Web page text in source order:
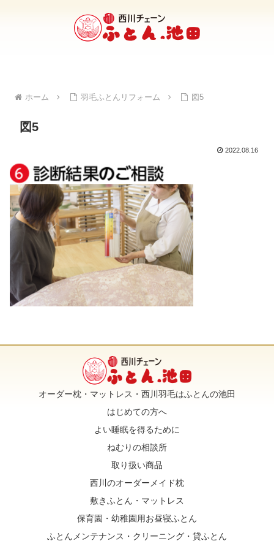
ホーム 羽毛ふとんリフォーム 図5
図5
2022.08.16
オーダー枕・マットレス・西川羽毛はふとんの池田
はじめての方へ
よい睡眠を得るために
ねむりの相談所
取り扱い商品
西川のオーダーメイド枕
敷きふとん・マットレス
保育園・幼稚園用お昼寝ふとん
ふとんメンテナンス・クリーニング・貸ふとん